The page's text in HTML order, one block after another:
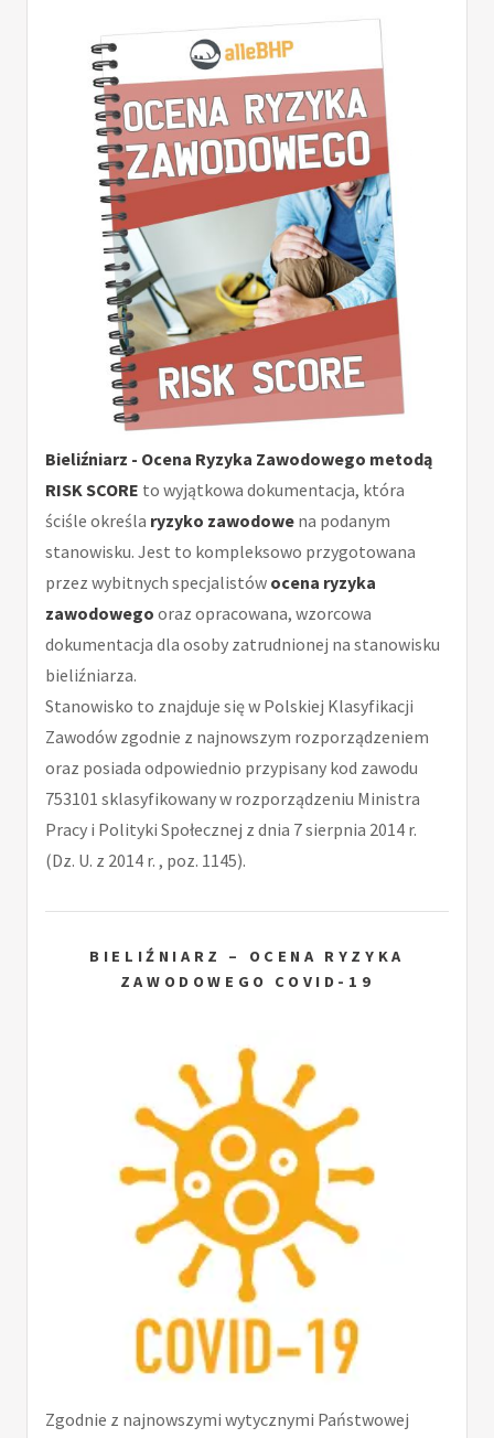
Bieliźniarz - Ocena Ryzyka Zawodowego metodą
RISK SCORE to wyjątkowa dokumentacja, która
ściśle określa ryzyko zawodowe na podanym
stanowisku. Jest to kompleksowo przygotowana
przez wybitnych specjalistów ocena ryzyka
zawodowego oraz opracowana, wzorcowa
dokumentacja dla osoby zatrudnionej na stanowisku
bieliźniarza.
Stanowisko to znajduje się w Polskiej Klasyfikacji
Zawodów zgodnie z najnowszym rozporządzeniem
oraz posiada odpowiednio przypisany kod zawodu
753101 sklasyfikowany w rozporządzeniu Ministra
Pracy i Polityki Społecznej z dnia 7 sierpnia 2014 r.
(Dz. U. z 2014 r. , poz. 1145).
BIELIŹNIARZ – OCENA RYZYKA
ZAWODOWEGO COVID-19
Zgodnie z najnowszymi wytycznymi Państwowej